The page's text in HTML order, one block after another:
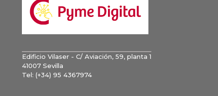
Edificio Vilaser - C/ Aviación, 59, planta 1
41007 Sevilla
Tel: (+34) 95 4367974